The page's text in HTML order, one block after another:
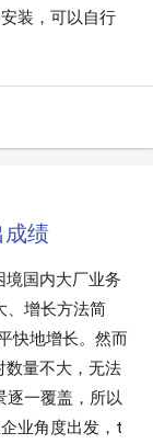
装，可以自行
绩
境国内大厂业务
、增长方法简
快地增长。然而
数量不大，无法
逐一覆盖，所以
业角度出发，t